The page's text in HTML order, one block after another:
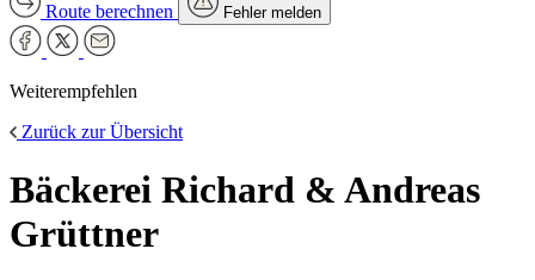
Route berechnen Fehler melden
Weiterempfehlen
Zurück zur Übersicht
Bäckerei Richard & Andreas
Grüttner